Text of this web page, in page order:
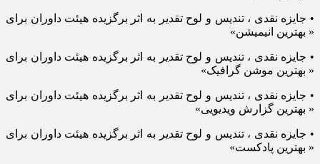
• جایزه نقدی ، تندیس و لوح تقدیر به اثر برگزیده هیئت داوران برای
« بهترین انیمیشن»
• جایزه نقدی ، تندیس و لوح تقدیر به اثر برگزیده هیئت داوران برای
« بهترین موشن گرافیک»
• جایزه نقدی ، تندیس و لوح تقدیر به اثر برگزیده هیئت داوران برای
« بهترین گزارش ویدیویی»
• جایزه نقدی ، تندیس و لوح تقدیر به اثر برگزیده هیئت داوران برای
« بهترین پادکست»